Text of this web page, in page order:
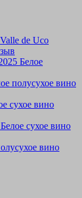
de Uco
Белое
полусухое вино
сухое вино
сухое вино
вино